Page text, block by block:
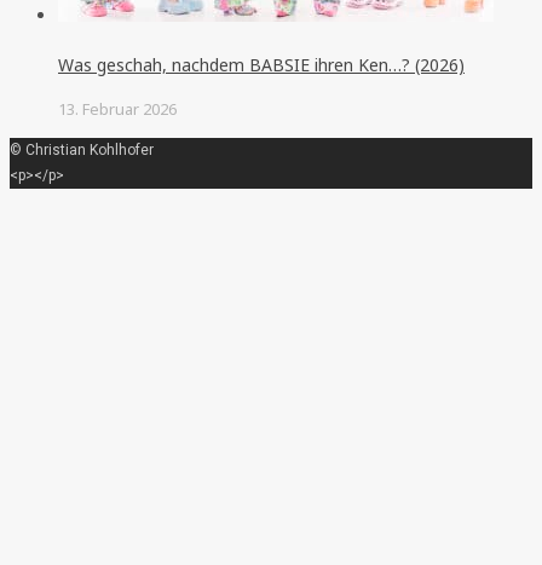
Was geschah, nachdem BABSIE ihren Ken…? (2026)
13. Februar 2026
© Christian Kohlhofer
<p></p>